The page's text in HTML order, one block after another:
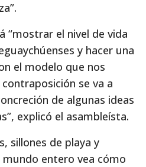
“mostrar el nivel de vida
y hacer una
el modelo que nos
se va a
de algunas ideas
explicó el asambleísta.
sillones de playa y
entero vea cómo